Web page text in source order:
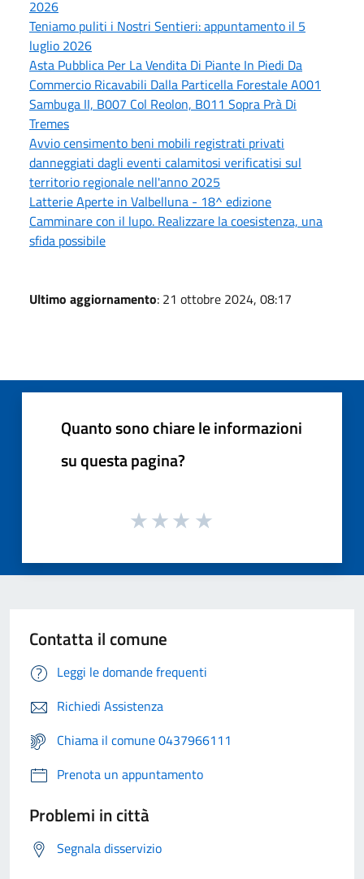
2026
Teniamo puliti i Nostri Sentieri: appuntamento il 5
luglio 2026
Asta Pubblica Per La Vendita Di Piante In Piedi Da
Commercio Ricavabili Dalla Particella Forestale A001
Sambuga II, B007 Col Reolon, B011 Sopra Prà Di
Tremes
Avvio censimento beni mobili registrati privati
danneggiati dagli eventi calamitosi verificatisi sul
territorio regionale nell'anno 2025
Latterie Aperte in Valbelluna - 18^ edizione
Camminare con il lupo. Realizzare la coesistenza, una
sfida possibile
Ultimo aggiornamento: 21 ottobre 2024, 08:17
Quanto sono chiare le informazioni
su questa pagina?
Contatta il comune
Leggi le domande frequenti
Richiedi Assistenza
Chiama il comune 0437966111
Prenota un appuntamento
Problemi in città
Segnala disservizio